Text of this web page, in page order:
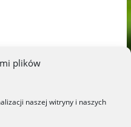
plików
naszej witryny i naszych